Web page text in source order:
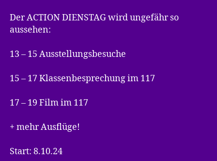
Der ACTION DIENSTAG wird ungefähr so
aussehen:
13 – 15 Ausstellungsbesuche
15 – 17 Klassenbesprechung im 117
17 – 19 Film im 117
+ mehr Ausflüge!
Start: 8.10.24